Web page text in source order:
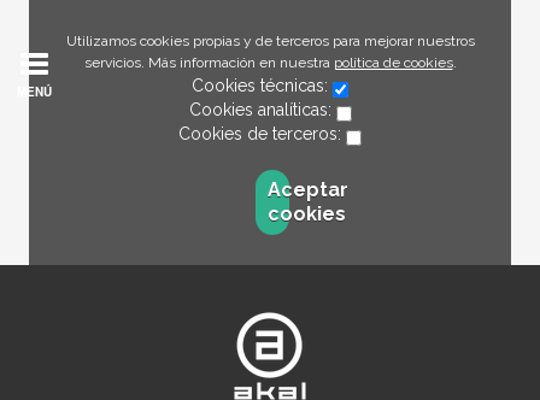
Utilizamos cookies propias y de terceros para mejorar nuestros
servicios. Más información en nuestra política de cookies.
Cookies técnicas:
Cookies analíticas:
Cookies de terceros:
Aceptar
cookies
MENÚ